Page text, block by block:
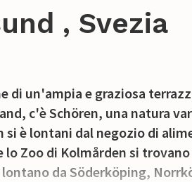
, Svezia
di un'ampia e graziosa
c'è Schören, una natura
si è lontani dal negozio di
Zoo di Kolmården si
da Söderköping,